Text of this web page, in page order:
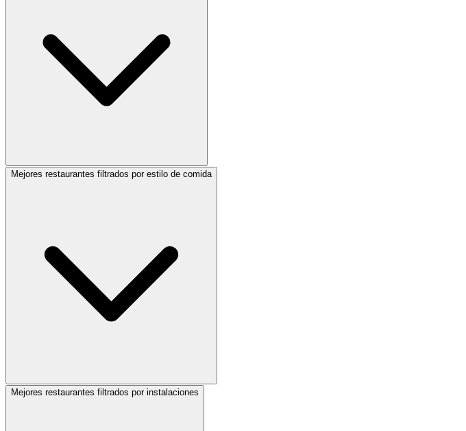
Mejores restaurantes filtrados por estilo de comida
Mejores restaurantes filtrados por instalaciones